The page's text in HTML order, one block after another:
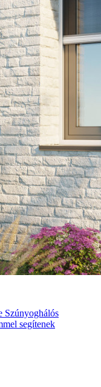
Szúnyoghálós
segítenek